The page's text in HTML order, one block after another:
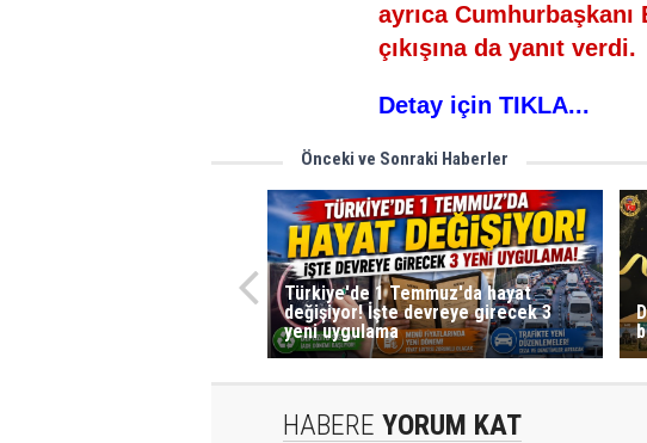
ayrıca
çıkışına da yanıt verdi.
Detay için TIKLA...
Önceki ve Sonraki Haberler
Türkiye'de 1 Temmuz'da hayat
değişiyor! İşte devreye girecek 3
yeni uygulama
HABERE YORUM KAT